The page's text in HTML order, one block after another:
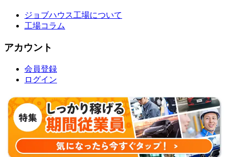
ジョブハウス工場について
工場コラム
アカウント
会員登録
ログイン